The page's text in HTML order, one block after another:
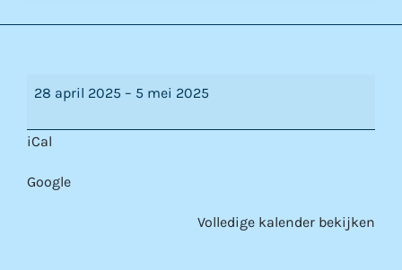
Meivakantie
28 april 2025 – 5 mei 2025
iCal
Google
Volledige kalender bekijken